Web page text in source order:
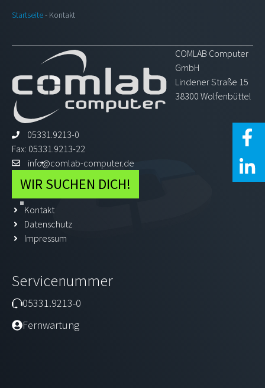
Startseite- Kontakt
COMLAB Computer
GmbH
Lindener Straße 15
38300 Wolfenbüttel
05331.9213-0
Fax: 05331.9213-22
info@comlab-computer.de
WIR SUCHEN DICH!
Kontakt
Datenschutz
Impressum
Servicenummer
05331.9213-0
Fernwartung